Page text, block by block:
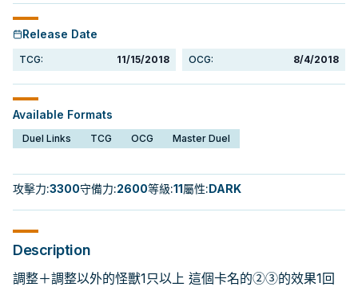
Release Date
TCG: 11/15/2018 OCG: 8/4/2018
Available Formats
Duel Links TCG OCG Master Duel
攻擊力:3300守備力:2600等級:11屬性:DARK
Description
調整＋調整以外的怪獸1只以上 這個卡名的②③的效果1回